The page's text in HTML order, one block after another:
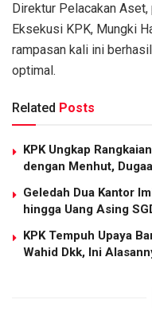
Direktur Pelacakan
Eksekusi KPK, Mungki
rampasan kali ini
optimal.
Related Posts
KPK Ungkap
dengan Menhut,
Geledah Dua Kantor
hingga Uang Asing
KPK Tempuh Upaya
Wahid Dkk, Ini